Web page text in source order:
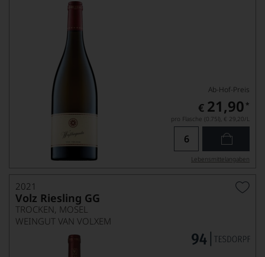
Ab-Hof-Preis
€ 21,90 *
pro Flasche (0.75l), € 29,20/L
Lebensmittel­angaben
2021
Volz Riesling GG
TROCKEN, MOSEL
WEINGUT VAN VOLXEM